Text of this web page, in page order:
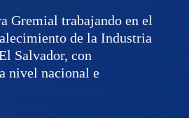
Gremial trabajando en el
de la Industria
Salvador, con
nivel nacional e